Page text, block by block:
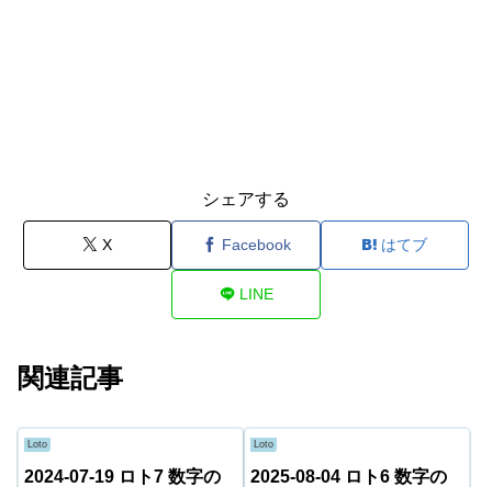
シェアする
X Facebook はてブ
LINE
関連記事
Loto
2024-07-19 ロト7 数字の
Loto
2025-08-04 ロト6 数字の